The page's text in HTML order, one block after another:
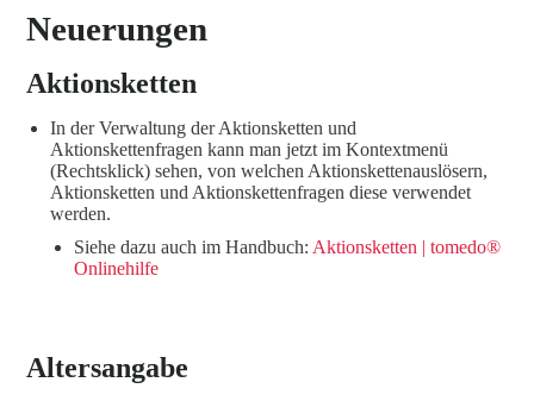
Neuerungen
Aktionsketten
In der Verwaltung der Aktionsketten und
Aktionskettenfragen kann man jetzt im Kontextmenü
(Rechtsklick) sehen, von welchen Aktionskettenauslösern,
Aktionsketten und Aktionskettenfragen diese verwendet
werden.
Siehe dazu auch im Handbuch: Aktionsketten | tomedo®
Onlinehilfe
Altersangabe